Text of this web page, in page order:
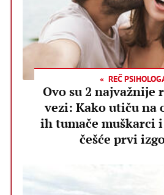
REČ
Ovo su 2 najvažnije
vezi: Kako utiču na
ih tumače muškarci
češće prvi